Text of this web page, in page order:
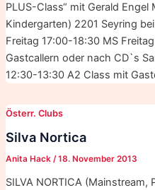
PLUS-Class“ mit Gerald
Kindergarten) 2201 Seyring
Freitag 17:00-18:30 MS
Gastcallern oder nach CD`s
12:30-13:30 A2 Class mit
Österr. Clubs
Silva Nortica
Anita Hack /18. November 2013
SILVA NORTICA (Mainstream,